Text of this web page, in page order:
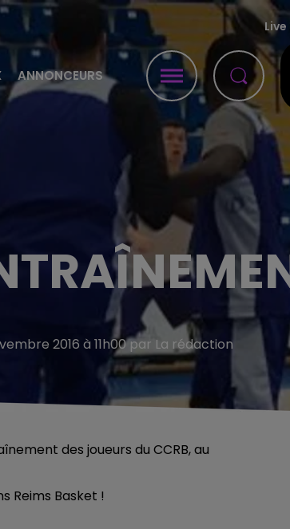
ANNONCEURS
Live
2016 à 11h00 par La rédaction
des joueurs du CCRB, au
Reims Basket !